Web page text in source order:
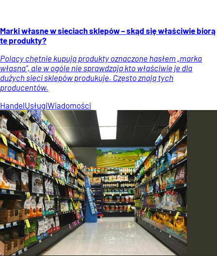
Marki własne w sieciach sklepów – skąd się właściwie biorą
te produkty?
Polacy chętnie kupują produkty oznaczone hasłem „marka
własna”, ale w ogóle nie sprawdzają kto właściwie je dla
dużych sieci sklepów produkuje. Często znają tych
producentów.
HandelUsługiWiadomości